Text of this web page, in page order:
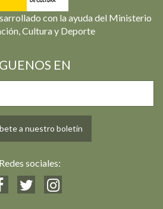
con la ayuda del Ministerio
Cultura y Deporte
EN
a nuestro boletín
Redes sociales: